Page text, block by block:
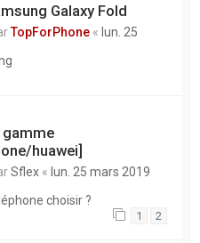
Galaxy Fold
TopForPhone « lun. 25
gamme
huawei]
Sflex « lun. 25 mars 2019
choisir ?
1 2